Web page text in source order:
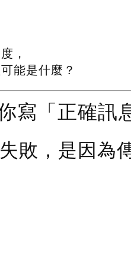
，
能是什麼？
寫「正確訊
敗，是因為